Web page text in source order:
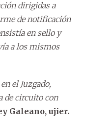
dirigidas a
de notificación
en sello y
a los mismos
el Juzgado,
de circuito con
Galeano, ujier.